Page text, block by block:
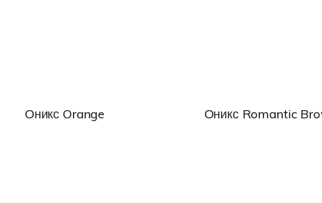
Оникс Orange Оникс Romantic